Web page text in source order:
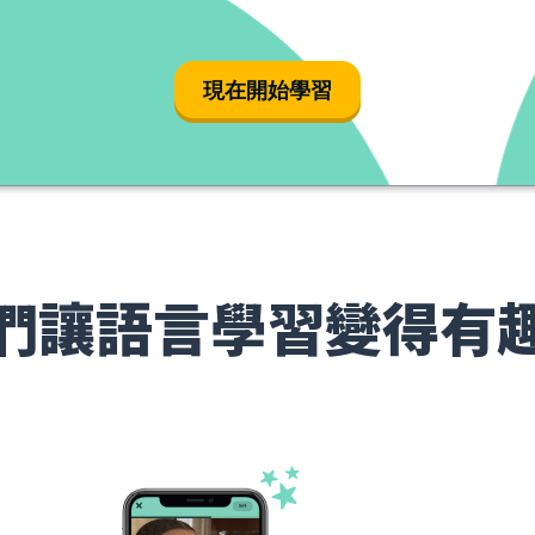
現在開始學習
讓語言學習變得有